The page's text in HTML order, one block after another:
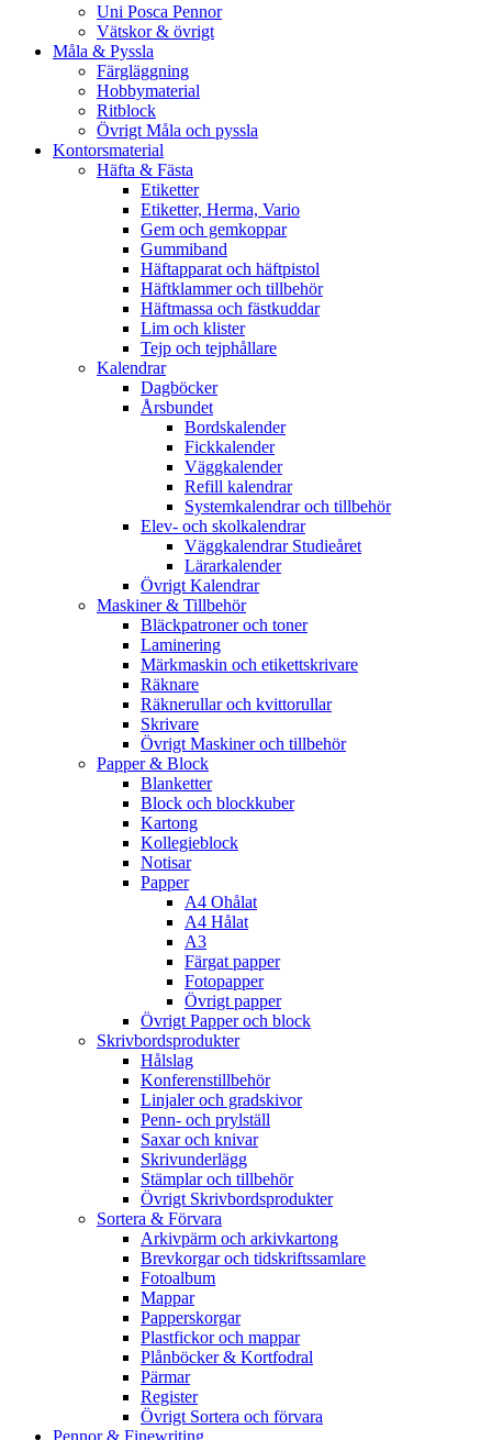
Uni Posca Pennor
Vätskor & övrigt
Måla & Pyssla
Färgläggning
Hobbymaterial
Ritblock
Övrigt Måla och pyssla
Kontorsmaterial
Häfta & Fästa
Etiketter
Etiketter, Herma, Vario
Gem och gemkoppar
Gummiband
Häftapparat och häftpistol
Häftklammer och tillbehör
Häftmassa och fästkuddar
Lim och klister
Tejp och tejphållare
Kalendrar
Dagböcker
Årsbundet
Bordskalender
Fickkalender
Väggkalender
Refill kalendrar
Systemkalendrar och tillbehör
Elev- och skolkalendrar
Väggkalendrar Studieåret
Lärarkalender
Övrigt Kalendrar
Maskiner & Tillbehör
Bläckpatroner och toner
Laminering
Märkmaskin och etikettskrivare
Räknare
Räknerullar och kvittorullar
Skrivare
Övrigt Maskiner och tillbehör
Papper & Block
Blanketter
Block och blockkuber
Kartong
Kollegieblock
Notisar
Papper
A4 Ohålat
A4 Hålat
A3
Färgat papper
Fotopapper
Övrigt papper
Övrigt Papper och block
Skrivbordsprodukter
Hålslag
Konferenstillbehör
Linjaler och gradskivor
Penn- och prylställ
Saxar och knivar
Skrivunderlägg
Stämplar och tillbehör
Övrigt Skrivbordsprodukter
Sortera & Förvara
Arkivpärm och arkivkartong
Brevkorgar och tidskriftssamlare
Fotoalbum
Mappar
Papperskorgar
Plastfickor och mappar
Plånböcker & Kortfodral
Pärmar
Register
Övrigt Sortera och förvara
Pennor & Finewriting